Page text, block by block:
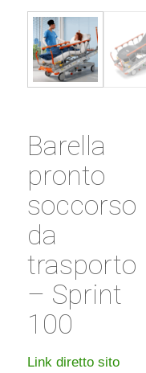
Barella
pronto
soccorso
da
trasporto
– Sprint
100
Link diretto sito